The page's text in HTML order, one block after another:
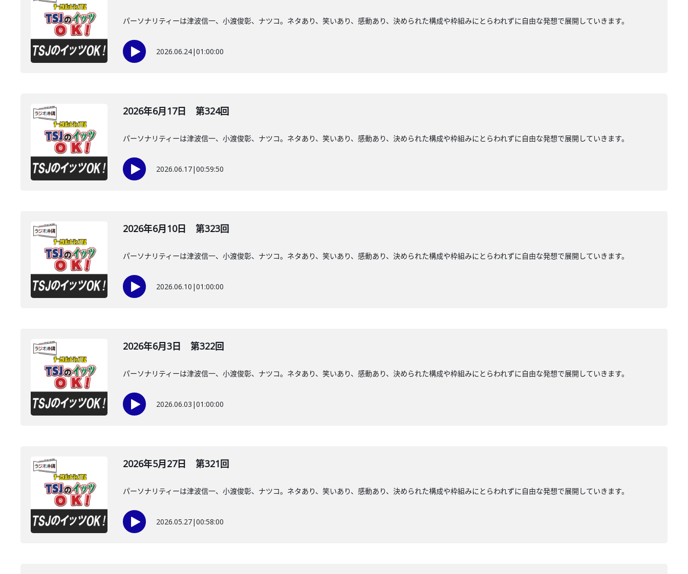
パーソナリティーは津波信一、小渡俊彰、ナツコ。ネタあり、笑いあり、感動あり、決められた構成や枠組みにとらわれずに自由な発想で展開していきます。
2026.06.24|01:00:00
2026年6月17日 第324回
パーソナリティーは津波信一、小渡俊彰、ナツコ。ネタあり、笑いあり、感動あり、決められた構成や枠組みにとらわれずに自由な発想で展開していきます。
2026.06.17|00:59:50
2026年6月10日 第323回
パーソナリティーは津波信一、小渡俊彰、ナツコ。ネタあり、笑いあり、感動あり、決められた構成や枠組みにとらわれずに自由な発想で展開していきます。
2026.06.10 |01:00:00
2026年6月3日 第322回
パーソナリティーは津波信一、小渡俊彰、ナツコ。ネタあり、笑いあり、感動あり、決められた構成や枠組みにとらわれずに自由な発想で展開していきます。
2026.06.03 |01:00:00
2026年5月27日 第321回
パーソナリティーは津波信一、小渡俊彰、ナツコ。ネタあり、笑いあり、感動あり、決められた構成や枠組みにとらわれずに自由な発想で展開していきます。
2026.05.27|00:58:00